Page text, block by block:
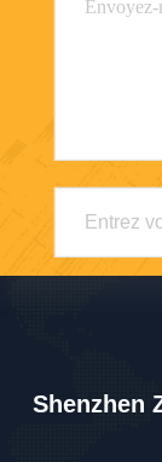
Shenzhen